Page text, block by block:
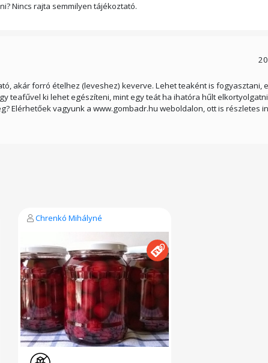
Nincs rajta semmilyen tájékoztató.
akár forró ételhez (leveshez) keverve. Lehet teaként is fogyasztani,
teafűvel ki lehet egészíteni, mint egy teát ha ihatóra hűlt
Elérhetőek vagyunk a www.gombadr.hu weboldalon, ott is részletes
Chrenkó Mihályné